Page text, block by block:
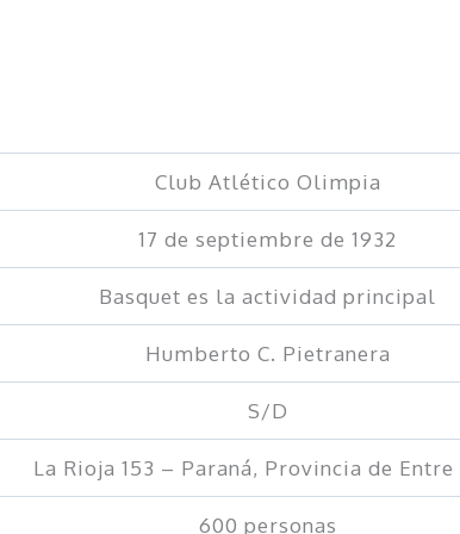
Club Atlético Olimpia
17 de septiembre de 1932
Basquet es la actividad principal
Humberto C. Pietranera
S/D
La Rioja 153 – Paraná, Provincia de Entre
600 personas